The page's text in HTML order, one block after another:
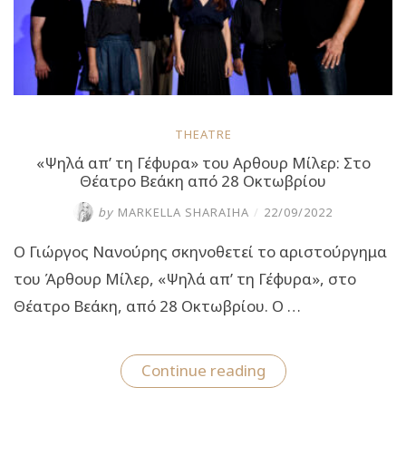
THEATRE
«Ψηλά απ’ τη Γέφυρα» του Αρθουρ Μίλερ: Στο
Θέατρο Βεάκη από 28 Οκτωβρίου
by MARKELLA SHARAIHA / 22/09/2022
Ο Γιώργος Νανούρης σκηνοθετεί το αριστούργημα
του Άρθουρ Μίλερ, «Ψηλά απ’ τη Γέφυρα», στο
Θέατρο Βεάκη, από 28 Οκτωβρίου. Ο …
Continue reading“«Ψηλά
απ’